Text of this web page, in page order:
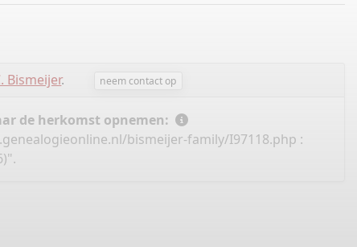
Bismeijer. neem contact op
de herkomst opnemen:
bismeijer-family/I97118.php :